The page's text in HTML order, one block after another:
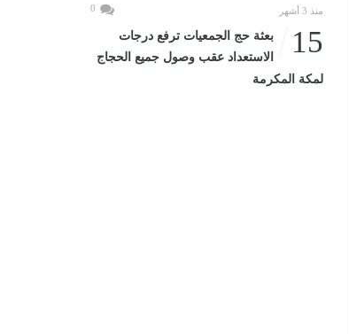
منذ 3 أشهر 0
15
بعثة حج الجمعيات ترفع درجات
الاستعداد عقب وصول جميع الحجاج
لمكة المكرمة